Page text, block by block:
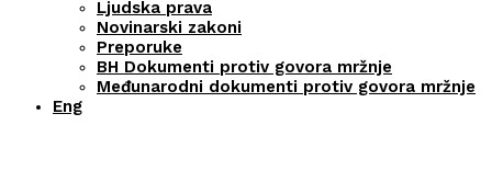
Ljudska prava
Novinarski zakoni
Preporuke
BH Dokumenti protiv govora mržnje
Međunarodni dokumenti protiv govora mržnje
Eng